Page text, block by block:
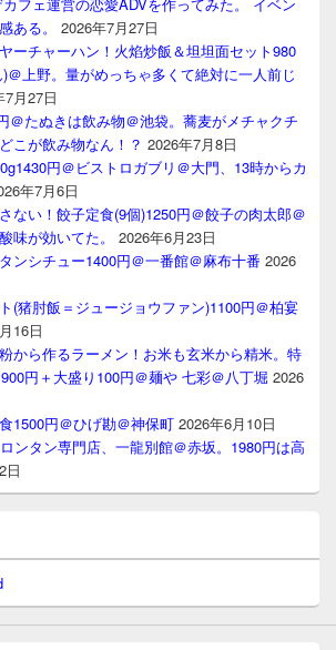
ある。
2026年7月27日
ーチャーハン！火焰炒飯＆坦坦面セット980
＠上野。量がめっちゃ多くて絶対に一人前じ
7月27日
＠たぬきは飲み物＠池袋。蕎麦がメチャクチ
こが飲み物なん！？ 2026年7月8日
円＠ビストロガブリ＠大門、13時からカ
年7月6日
ない！餃子定食(9個)1250円＠餃子の肉太郎＠
味が効いてた。
2026年6月23日
ンシチュー1400円＠一番館＠麻布十番 2026
(猪肘飯＝ジュージョウファン)1100円＠柏宴
16日
から作るラーメン！お米も玄米から精米。特
円＋大盛り100円＠麺や 七彩＠八丁堀 2026
1500円＠ひげ勘＠神保町 2026年6月10日
ンタン専門店、一龍別館＠赤坂。1980円は高
日